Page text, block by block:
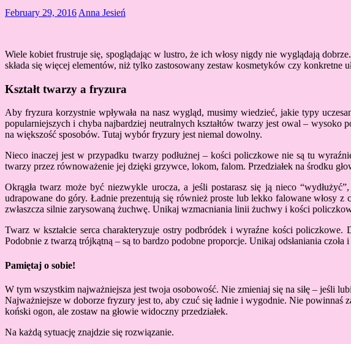
February 29, 2016 Anna Jesień
Wiele kobiet frustruje się, spoglądając w lustro, że ich włosy nigdy nie wyglądają
składa się więcej elementów, niż tylko zastosowany zestaw kosmetyków czy konkretne
Kształt twarzy a fryzura
Aby fryzura korzystnie wpływała na nasz wygląd, musimy wiedzieć, jakie typy
popularniejszych i chyba najbardziej neutralnych kształtów twarzy jest owal – wysoko
na większość sposobów. Tutaj wybór fryzury jest niemal dowolny.
Nieco inaczej jest w przypadku twarzy podłużnej – kości policzkowe nie są tu
twarzy przez równoważenie jej dzięki grzywce, lokom, falom. Przedziałek na środku
Okrągła twarz może być niezwykle urocza, a jeśli postarasz się ją nieco
udrapowane do góry. Ładnie prezentują się również proste lub lekko falowane włosy
zwłaszcza silnie zarysowaną żuchwę. Unikaj wzmacniania linii żuchwy i kości
Twarz w kształcie serca charakteryzuje ostry podbródek i wyraźne kości
Podobnie z twarzą trójkątną – są to bardzo podobne proporcje. Unikaj odsłaniania
Pamiętaj o sobie!
W tym wszystkim najważniejsza jest twoja osobowość. Nie zmieniaj się na siłę – jeśli
Najważniejsze w doborze fryzury jest to, aby czuć się ładnie i wygodnie. Nie powinnaś
koński ogon, ale zostaw na głowie widoczny przedziałek.
Na każdą sytuację znajdzie się rozwiązanie.